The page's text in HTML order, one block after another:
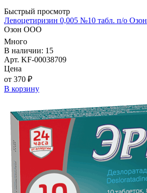
Быстрый просмотр
Левоцетиризин 0,005 №10 табл. п/о Озон
Озон ООО
Много
В наличии: 15
Арт. KF-00038709
Цена
от 370 ₽
В корзину